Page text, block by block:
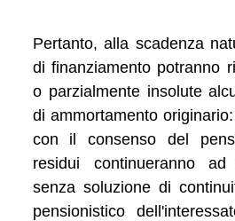
Pertanto, alla scadenza
di finanziamento potranno
o parzialmente insolute
di ammortamento
con il consenso del
residui continueranno
senza soluzione di
pensionistico